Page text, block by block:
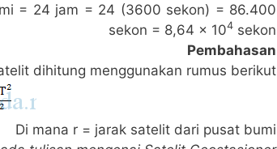
= 24 jam = 24 (3600 sekon) = 86.400
sekon = 8,64 x 104 sekon
Pembahasan
dihitung menggunakan rumus berikut :
Di mana r = jarak satelit dari pusat bumi